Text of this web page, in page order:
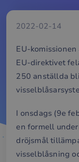
2022-02-14
EU-
EU-direktivet
250 anställda
I onsdags (9e
en formell
dröjsmål
visselblåsning